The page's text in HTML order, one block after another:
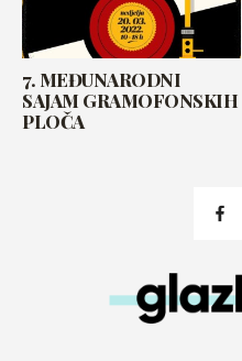
7. MEĐUNARODNI
SAJAM GRAMOFONSKIH
PLOČA